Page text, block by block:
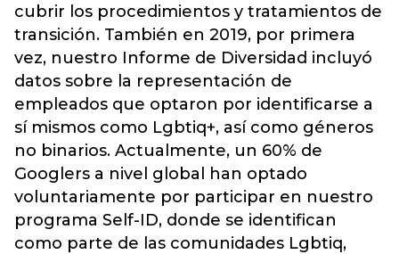
cubrir los procedimientos y tratamientos de
transición. También en 2019, por primera
vez, nuestro Informe de Diversidad incluyó
datos sobre la representación de
empleados que optaron por identificarse a
sí mismos como Lgbtiq+, así como géneros
no binarios. Actualmente, un 60% de
Googlers a nivel global han optado
voluntariamente por participar en nuestro
programa Self-ID, donde se identifican
como parte de las comunidades Lgbtiq,